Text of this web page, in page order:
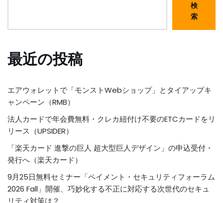
検
索
最近の投稿
エアウォレットで「モンストWebショップ」とタイアップキ
ャンペーン（RMB）
法人カードで年会費無料・クレカ紐付け不要のETCカードをリ
リース（UPSIDER）
「楽天カード 進撃の巨人 超大型巨人デザイン」の申込受付・
発行へ（楽天カード）
9月25日無料セミナー「ペイメント・セキュリティフォーラム
2026 Fall」開催、巧妙化する不正に対応する次世代のセキュ
リティ対策は？